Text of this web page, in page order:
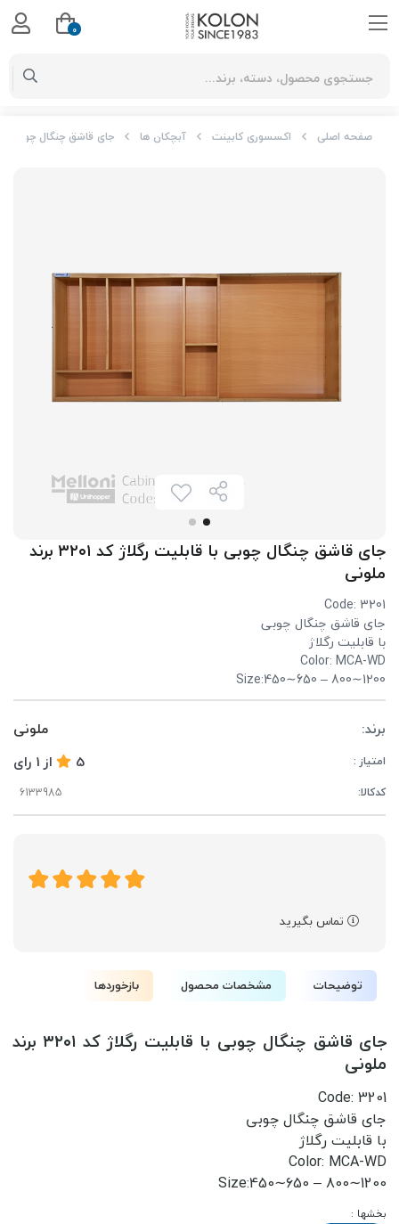
صفحه اصلی اکسسوری کابینت آبچکان ها جای قاشق چنگال چوبی با قابلیت
جای قاشق چنگال چوبی با قابلیت رگلاژ کد ۳۲۰۱ برند
ملونی
Code: 3201
جای قاشق چنگال چوبی
با قابلیت رگلاژ
Color: MCA-WD
Size:450∼650 – 800∼1200
برند: ملونی
امتیاز : 5 از 1 رای
کدکالا:
تماس بگیرید
توضیحات مشخصات محصول بازخوردها
جای قاشق چنگال چوبی با قابلیت رگلاژ کد ۳۲۰۱ برند
ملونی
Code: 3201
جای قاشق چنگال چوبی
با قابلیت رگلاژ
Color: MCA-WD
Size:450∼650 – 800∼1200
بخشها :
0